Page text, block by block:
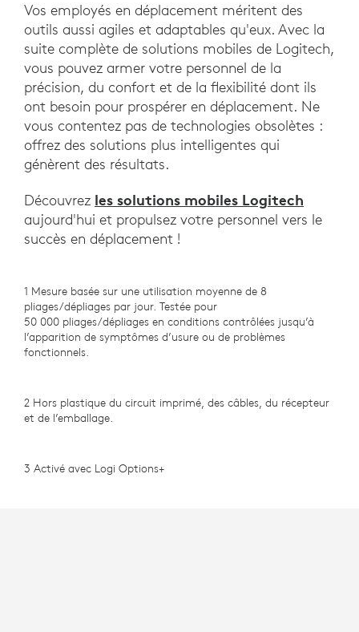
Vos employés en déplacement méritent des
outils aussi agiles et adaptables qu'eux. Avec la
suite complète de solutions mobiles de Logitech,
vous pouvez armer votre personnel de la
précision, du confort et de la flexibilité dont ils
ont besoin pour prospérer en déplacement. Ne
vous contentez pas de technologies obsolètes :
offrez des solutions plus intelligentes qui
génèrent des résultats.
Découvrez les solutions mobiles Logitech
aujourd'hui et propulsez votre personnel vers le
succès en déplacement !
1 Mesure basée sur une utilisation moyenne de 8
pliages/dépliages par jour. Testée pour
50 000 pliages/dépliages en conditions contrôlées jusqu’à
l’apparition de symptômes d’usure ou de problèmes
fonctionnels.
2 Hors plastique du circuit imprimé, des câbles, du récepteur
et de l’emballage.
3 Activé avec Logi Options+